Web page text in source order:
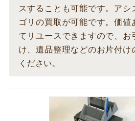
スすることも可能です。アシ
ゴリの買取が可能です。価値
てリユースできますので、お
け、遺品整理などのお片付け
ください。